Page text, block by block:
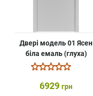
Двері модель 01 Ясен
біла емаль (глуха)
6929 грн